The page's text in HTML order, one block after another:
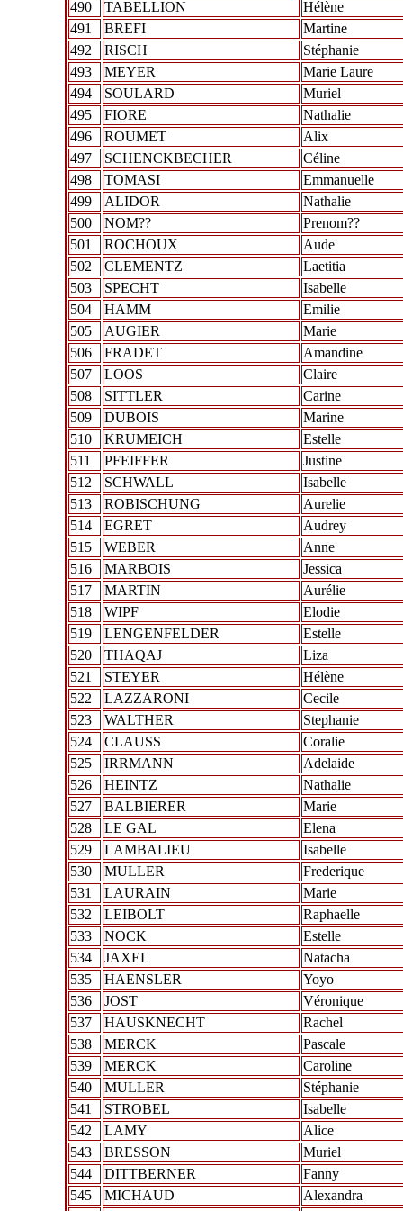
490
TABELLION
Hélène
491
BREFI
Martine
492
RISCH
Stéphanie
493
MEYER
Marie Laure
494
SOULARD
Muriel
495
FIORE
Nathalie
496
ROUMET
Alix
497
SCHENCKBECHER
Céline
498
TOMASI
Emmanuelle
499
ALIDOR
Nathalie
500
NOM??
Prenom??
501
ROCHOUX
Aude
502
CLEMENTZ
Laetitia
503
SPECHT
Isabelle
504
HAMM
Emilie
505
AUGIER
Marie
506
FRADET
Amandine
507
LOOS
Claire
508
SITTLER
Carine
509
DUBOIS
Marine
510
KRUMEICH
Estelle
511
PFEIFFER
Justine
512
SCHWALL
Isabelle
513
ROBISCHUNG
Aurelie
514
EGRET
Audrey
515
WEBER
Anne
516
MARBOIS
Jessica
517
MARTIN
Aurélie
518
WIPF
Elodie
519
LENGENFELDER
Estelle
520
THAQAJ
Liza
521
STEYER
Hélène
522
LAZZARONI
Cecile
523
WALTHER
Stephanie
524
CLAUSS
Coralie
525
IRRMANN
Adelaide
526
HEINTZ
Nathalie
527
BALBIERER
Marie
528
LE GAL
Elena
529
LAMBALIEU
Isabelle
530
MULLER
Frederique
531
LAURAIN
Marie
532
LEIBOLT
Raphaelle
533
NOCK
Estelle
534
JAXEL
Natacha
535
HAENSLER
Yoyo
536
JOST
Véronique
537
HAUSKNECHT
Rachel
538
MERCK
Pascale
539
MERCK
Caroline
540
MULLER
Stéphanie
541
STROBEL
Isabelle
542
LAMY
Alice
543
BRESSON
Muriel
544
DITTBERNER
Fanny
545
MICHAUD
Alexandra